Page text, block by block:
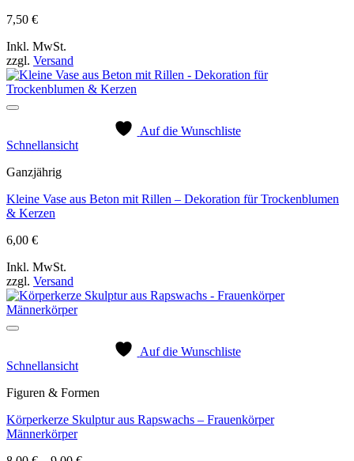
7,50 €
Inkl. MwSt.
zzgl. Versand
Auf die Wunschliste
Schnellansicht
Ganzjährig
Kleine Vase aus Beton mit Rillen – Dekoration für Trockenblumen
& Kerzen
6,00 €
Inkl. MwSt.
zzgl. Versand
Auf die Wunschliste
Schnellansicht
Figuren & Formen
Körperkerze Skulptur aus Rapswachs – Frauenkörper
Männerkörper